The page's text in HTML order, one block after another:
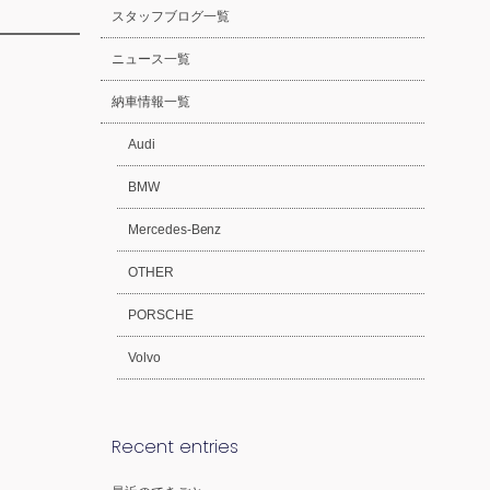
スタッフブログ一覧
ニュース一覧
納車情報一覧
Audi
BMW
Mercedes-Benz
OTHER
PORSCHE
Volvo
Recent entries